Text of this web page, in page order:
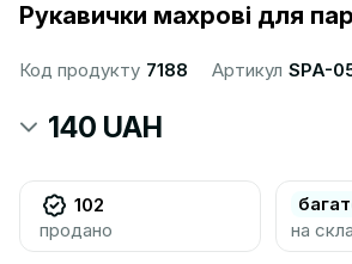
Рукавички махрові для
Код продукту 7188 Артикул SPA-
140 UAH
102
продано
на